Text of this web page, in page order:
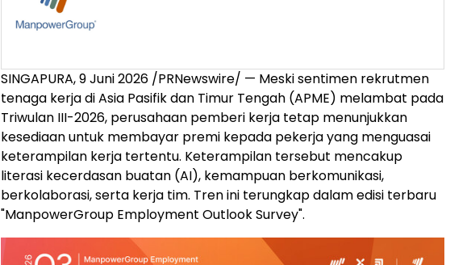
SINGAPURA, 9 Juni 2026 /PRNewswire/ — Meski sentimen rekrutmen
tenaga kerja di Asia Pasifik dan Timur Tengah (APME) melambat pada
Triwulan III-2026, perusahaan pemberi kerja tetap menunjukkan
kesediaan untuk membayar premi kepada pekerja yang menguasai
keterampilan kerja tertentu. Keterampilan tersebut mencakup
literasi kecerdasan buatan (AI), kemampuan berkomunikasi,
berkolaborasi, serta kerja tim. Tren ini terungkap dalam edisi terbaru
"ManpowerGroup Employment Outlook Survey".